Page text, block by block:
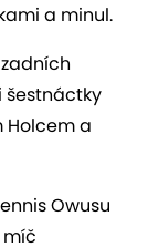
a minul.
šestnáctky
Holcem a
Owusu